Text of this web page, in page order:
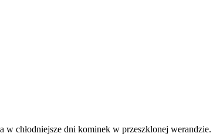
chłodniejsze dni kominek w przeszklonej